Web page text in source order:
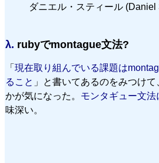
ダニエル・スティール (Daniel
λ. rubyでmontague文法?
「 現在取り組んでいる課題は
ること 」と書いてあるのをみつけ
かが気になった。 モンタギュー文
味深い。